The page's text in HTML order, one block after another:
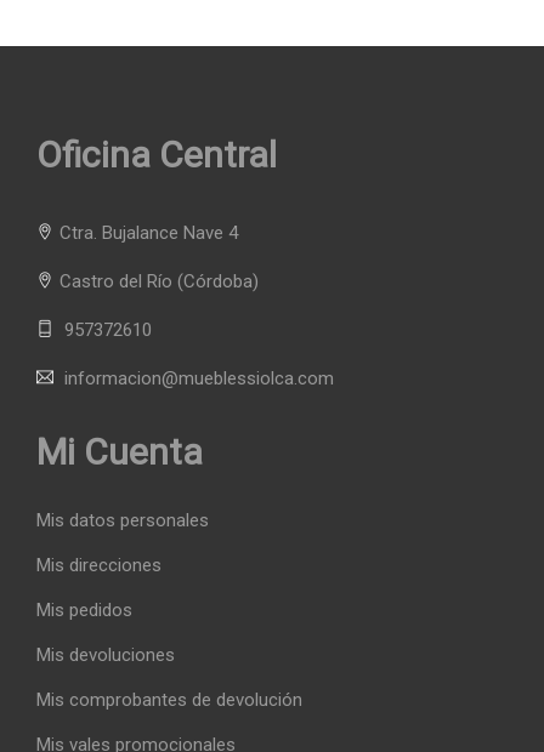
Oficina Central
Ctra. Bujalance Nave 4
Castro del Río (Córdoba)
957372610
informacion@mueblessiolca.com
Mi Cuenta
Mis datos personales
Mis direcciones
Mis pedidos
Mis devoluciones
Mis comprobantes de devolución
Mis vales promocionales